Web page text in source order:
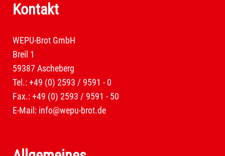
Kontakt
WEPU-Brot GmbH
Breil 1
59387 Ascheberg
Tel.: +49 (0) 2593 / 9591 - 0
Fax.: +49 (0) 2593 / 9591 - 50
E-Mail: info@wepu-brot.de